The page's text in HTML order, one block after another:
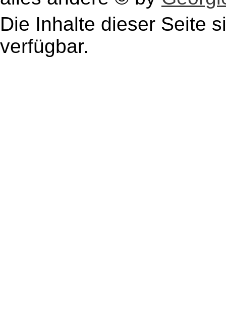
Die Inhalte dieser Seite
verfügbar.